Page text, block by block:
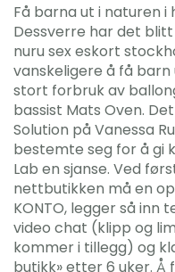
Få barna ut i naturen i
Dessverre har det
nuru sex eskort
vanskeligere å få
stort forbruk av
bassist Mats Oven.
Solution på Vanessa
bestemte seg for å gi
Lab en sjanse. Ved
nettbutikken må en
KONTO, legger så inn
video chat (klipp og
kommer i tillegg) og
butikk» etter 6 uker. Å